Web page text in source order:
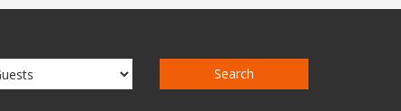
Search